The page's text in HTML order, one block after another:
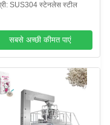
SUS304 स्टेनलेस स्टील
सबसे अच्छी कीमत पाएं